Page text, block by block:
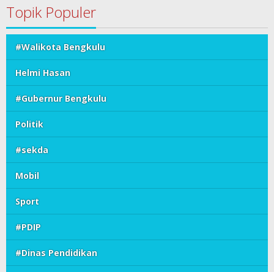
Topik Populer
#Walikota Bengkulu
Helmi Hasan
#Gubernur Bengkulu
Politik
#sekda
Mobil
Sport
#PDIP
#Dinas Pendidikan